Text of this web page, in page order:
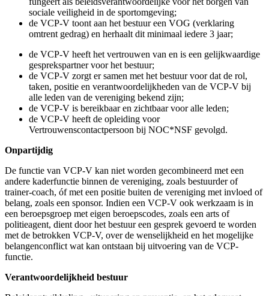
Vaardigheden
beschikt over gespreksvaardigheden die aangepast kunnen
signaal afgeeft, de vereniging, sportbond of het Centrum
Veilige Sport Nederland (CVSN);
weet zorgvuldig om te gaan met vertrouwelijke informatie;
kan het bestuur meenemen in en overtuigen van het belang
van de preventieve maatregelen die genomen moeten worden
en/of de stappen op het gebied van sociale veiligheid die gezet
moeten worden;
heeft en onderhoudt contact met het lokale (sport)netwerk op
(IM) en de overige medewerkers bij de sportbond die zich
verenigingen en kan dit waar nodig inzetten/ontsluiten ten
behoeve van de vereniging;
is alert op signalen over grensoverschrijdend gedrag en andere
mogelijke integriteitsschendingen.
Kennis en kunde
heeft kennis over wat sociale veiligheid in de sportomgeving
inhoudt en kan dat uitdragen;
gevolgd en onderhoudt kennis en kunde door deel te nemen